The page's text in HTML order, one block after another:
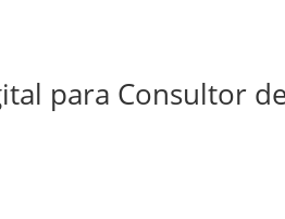
para Consultor